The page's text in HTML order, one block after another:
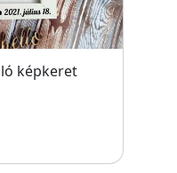
képkeret